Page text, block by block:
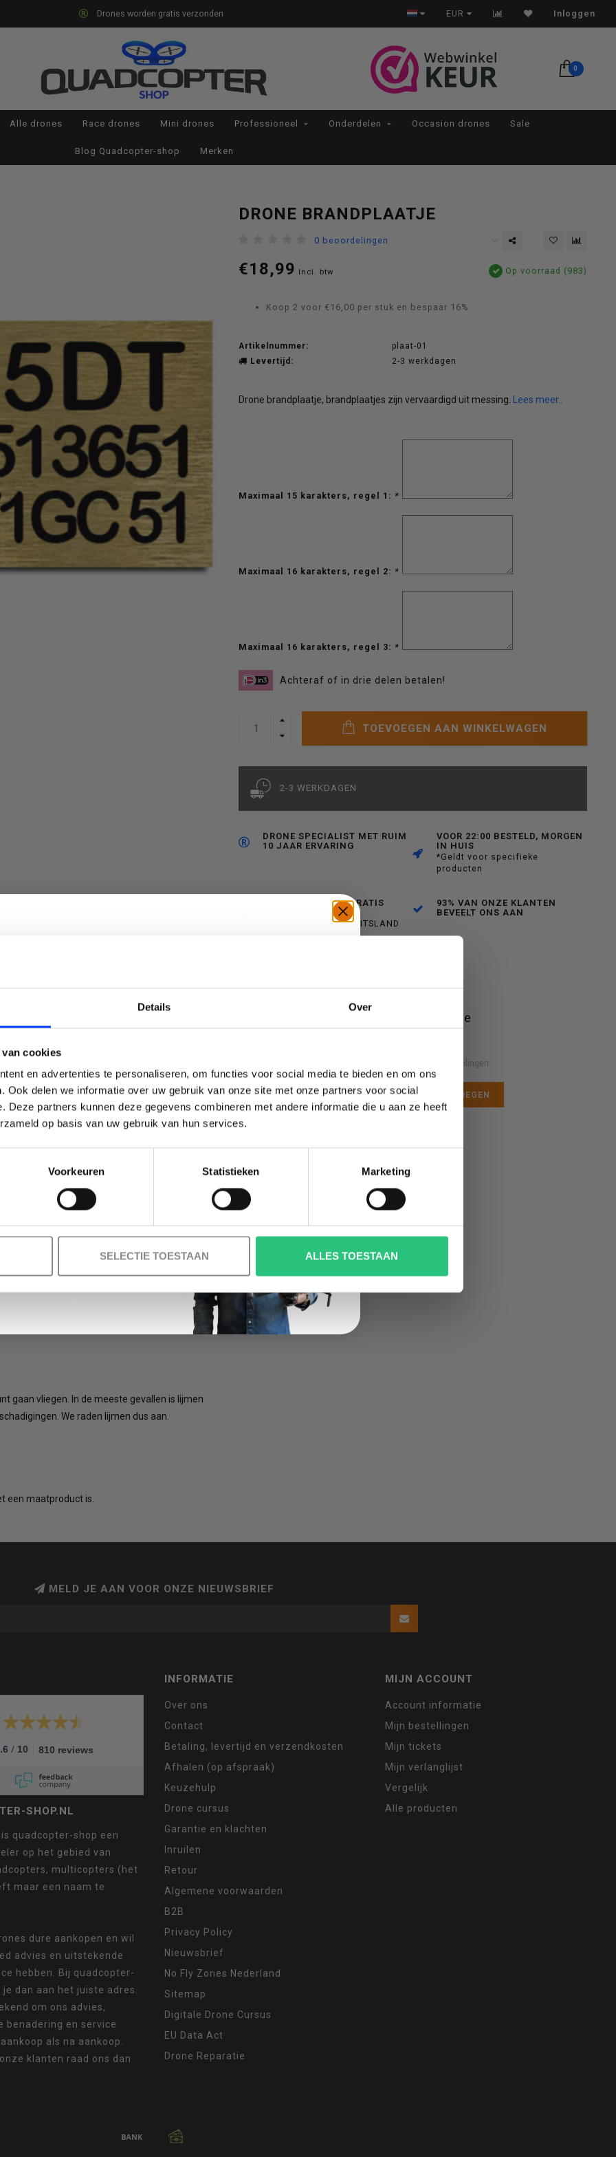
Details Over
cookies
en advertenties te personaliseren, om functies voor social media te bieden en om ons
Ook delen we informatie over uw gebruik van onze site met onze partners voor social
Deze partners kunnen deze gegevens combineren met andere informatie die u aan ze heeft
op basis van uw gebruik van hun services.
Voorkeuren Statistieken Marketing
SELECTIE TOESTAAN ALLES TOESTAAN
Drones worden gratis verzonden Op werkdagen voor 22:00 besteld, morgen in huis*
EUR Inloggen
0
Alle drones Race drones Mini drones Professioneel Onderdelen Occasion drones Sale
Blog Quadcopter-shop Merken
DRONE BRANDPLAATJE
0 beoordelingen
€18,99 Incl. btw Op voorraad (983)
Koop 2 voor €16,00 per stuk en bespaar 16%
Artikelnummer:
plaat-01
Levertijd:
2-3 werkdagen
Drone brandplaatje, brandplaatjes zijn vervaardigd uit messing. Lees meer..
Maximaal 15 karakters, regel 1: *
Maximaal 16 karakters, regel 2: *
Maximaal 16 karakters, regel 3: *
Achteraf of in drie delen betalen!
TOEVOEGEN AAN WINKELWAGEN
2-3 WERKDAGEN
DRONE SPECIALIST MET RUIM
10 JAAR ERVARING
VOOR 22:00 BESTELD, MORGEN
IN HUIS
*Geldt voor specifieke
producten
DRONES WORDEN GRATIS
*binnen BENELUX+DUITSLAND
93% VAN ONZE KLANTEN
BEVEELT ONS AAN
de drone een gewicht boven de 250gram, dus
mogelijkheden.
Dit doe je met als eerst een PH-nummer aan te
via telefoonnummer 088-4890000 of
drones
brandplaatje laten maken voor je drone
voorzien worden van een brandplaatje met
drone gebruikt (minimaal:(bedrijfs)naam,
nodig. Je hebt er dus 2 stuks nodig.
gaan vliegen. In de meeste gevallen is lijmen
We raden lijmen dus aan.
een maatproduct is.
Drone brandplaatje
0 sterren op basis van 0 beoordelingen
JE BEOORDELING TOEVOEGEN
MELD JE AAN VOOR ONZE NIEUWSBRIEF
/ 10 810 reviews
SHOP.NL
quadcopter-shop een
op het gebied van
multicopters (het
maar een naam te
dure aankopen en wil
advies en uitstekende
hebben. Bij quadcopter-
je dan aan het juiste adres.
om ons advies,
benadering en service
als na aankoop.
klanten raad ons dan
INFORMATIE
Over ons
Contact
Betaling, levertijd en verzendkosten
Afhalen (op afspraak)
Keuzehulp
Drone cursus
Garantie en klachten
Inruilen
Retour
Algemene voorwaarden
B2B
Privacy Policy
Nieuwsbrief
No Fly Zones Nederland
Sitemap
Digitale Drone Cursus
EU Data Act
Drone Reparatie
MIJN ACCOUNT
Account informatie
Mijn bestellingen
Mijn tickets
Mijn verlanglijst
Vergelijk
Alle producten
KORTING OP JE EERSTE
BESTELLING!
Ontvang je welkomstkorting tot 15 euro.
Minimale besteding 100 euro .